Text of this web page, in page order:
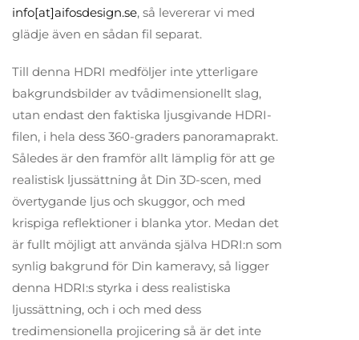
info[at]aifosdesign.se, så levererar vi med
glädje även en sådan fil separat.
Till denna HDRI medföljer inte ytterligare
bakgrundsbilder av tvådimensionellt slag,
utan endast den faktiska ljusgivande HDRI-
filen, i hela dess 360-graders panoramaprakt.
Således är den framför allt lämplig för att ge
realistisk ljussättning åt Din 3D-scen, med
övertygande ljus och skuggor, och med
krispiga reflektioner i blanka ytor. Medan det
är fullt möjligt att använda själva HDRI:n som
synlig bakgrund för Din kameravy, så ligger
denna HDRI:s styrka i dess realistiska
ljussättning, och i och med dess
tredimensionella projicering så är det inte